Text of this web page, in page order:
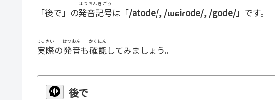
「後で」の発音記号
はつおんきごう
は「/atode/, /ɯɕiɾode/, /gode/」です。
実際
じっさい
の発音
はつおん
も確認
かくにん
してみましょう。
後で